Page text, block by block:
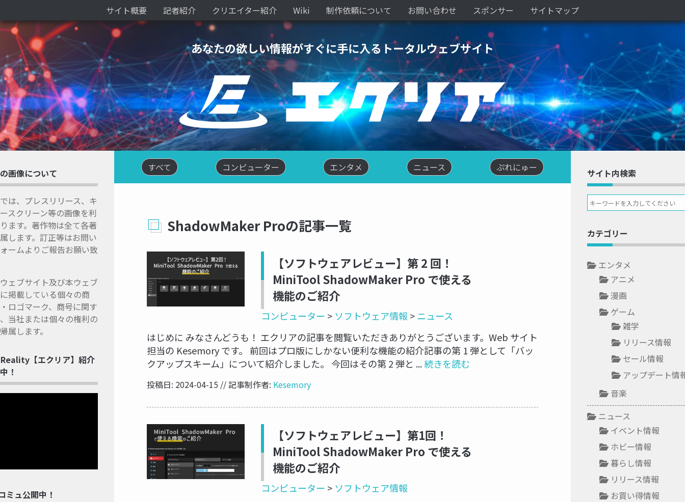
サイト概要 記者紹介 クリエイター紹介 Wiki 制作依頼について お問い合わせ スポンサー サイトマップ
あなたの欲しい情報がすぐに手に入るトータルウェブサイト
すべて コンピューター エンタメ ニュース ぷれにゅー
ShadowMaker Proの記事一覧
【ソフトウェアレビュー】第 2 回！
MiniTool ShadowMaker Pro で使える
機能のご紹介
コンピューター > ソフトウェア情報 >ニュース
はじめに みなさんどうも！ エクリアの記事を閲覧いただきありがとうございます。Web サイト
担当の Kesemory です。 前回はプロ版にしかない便利な機能の紹介記事の第 1 弾として「バッ
クアップスキーム」について紹介しました。 今回はその第 2 弾と ...続きを読む
投稿日: 2024-04-15 // 記事制作者: Kesemory
【ソフトウェアレビュー】第1回！
MiniTool ShadowMaker Pro で使える
機能のご紹介
コンピューター > ソフトウェア情報
画像について
は、プレスリリース、キ
スクリーン等の画像を利
ます。著作物は全て各著
します。訂正等はお問い
ームよりご報告お願い致
ェブサイト及び本ウェブ
掲載している個々の商
ロゴマーク、商号に関す
当社または個々の権利の
属します。
【エクリア】紹介
！
ミュ公開中！
サイト内検索
カテゴリー
エンタメ
アニメ
漫画
ゲーム
雑学
リリース情報
セール情報
アップデート情
音楽
ニュース
イベント情報
ホビー情報
暮らし情報
リリース情報
お買い得情報